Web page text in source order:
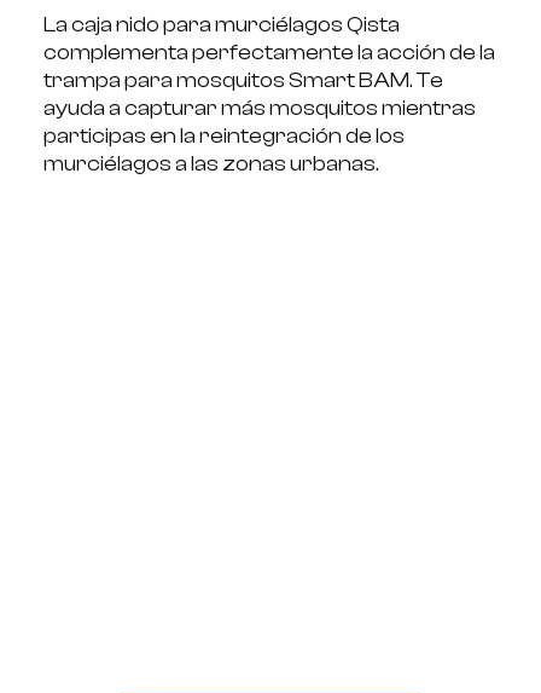
La caja nido para murciélagos Qista
complementa perfectamente la acción de la
trampa para mosquitos Smart BAM. Te
ayuda a capturar más mosquitos mientras
participas en la reintegración de los
murciélagos a las zonas urbanas.